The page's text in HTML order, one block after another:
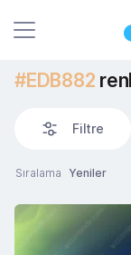
#EDB882
Filtre
Sıralama Yeniler